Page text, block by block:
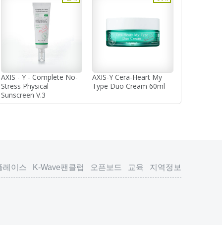
AXIS - Y - Complete No-
Stress Physical
Sunscreen V.3
AXIS-Y Cera-Heart My
Type Duo Cream 60ml
레이스 K-Wave팬클럽 오픈보드 교육 지역정보